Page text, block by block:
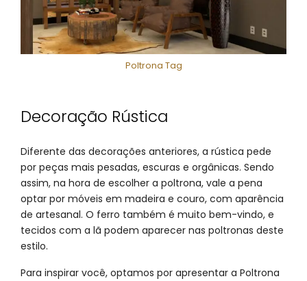
Poltrona Tag
Decoração Rústica
Diferente das decorações anteriores, a rústica pede
por peças mais pesadas, escuras e orgânicas. Sendo
assim, na hora de escolher a poltrona, vale a pena
optar por móveis em madeira e couro, com aparência
de artesanal. O ferro também é muito bem-vindo, e
tecidos com a lã podem aparecer nas poltronas deste
estilo.
Para inspirar você, optamos por apresentar a Poltrona